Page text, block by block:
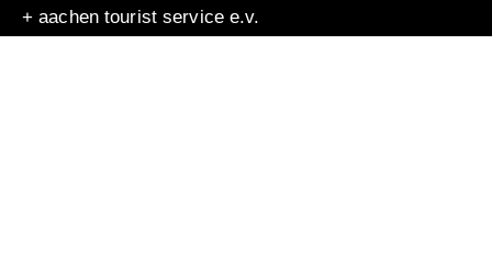
+ aachen tourist service e.v.